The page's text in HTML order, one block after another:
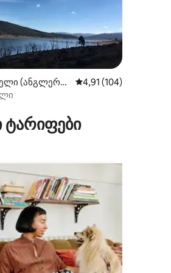
4,67, 9 მიმოხილვა
(ანგლერს
საშუალო შეფასებაა
4,91 (104)
ტარიფები